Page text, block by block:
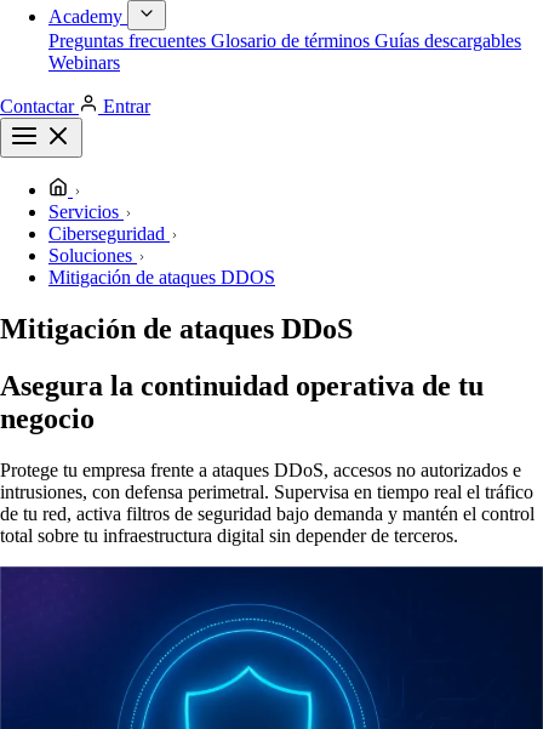
Academy
Preguntas frecuentes Glosario de términos Guías descargables
Webinars
Contactar Entrar
Servicios
Ciberseguridad
Soluciones
Mitigación de ataques DDOS
Mitigación de ataques DDoS
Asegura la continuidad operativa de tu
negocio
Protege tu empresa frente a ataques DDoS, accesos no autorizados e
intrusiones, con defensa perimetral. Supervisa en tiempo real el tráfico
de tu red, activa filtros de seguridad bajo demanda y mantén el control
total sobre tu infraestructura digital sin depender de terceros.